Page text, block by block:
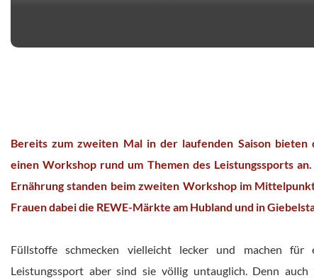
Bereits zum zweiten Mal in der laufenden Saison
einen Workshop rund um Themen des Leistungssports
Ernährung standen beim zweiten Workshop im
Frauen dabei die REWE-Märkte am Hubland und in
Füllstoffe schmecken vielleicht lecker und machen
Leistungssport aber sind sie völlig untauglich. Denn